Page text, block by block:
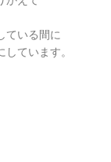
ている間に
ています。